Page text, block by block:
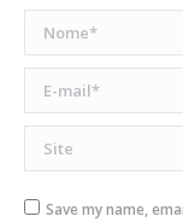
Nome *
E-mail *
Site
Save my name,